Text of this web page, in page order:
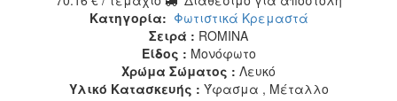
Κατηγορία: Φωτιστικά Κρεμαστά
Σειρά : ROMINA
Είδος : Μονόφωτο
Χρώμα Σώματος : Λευκό
Υλικό Κατασκευής : Ύφασμα , Μέταλλο